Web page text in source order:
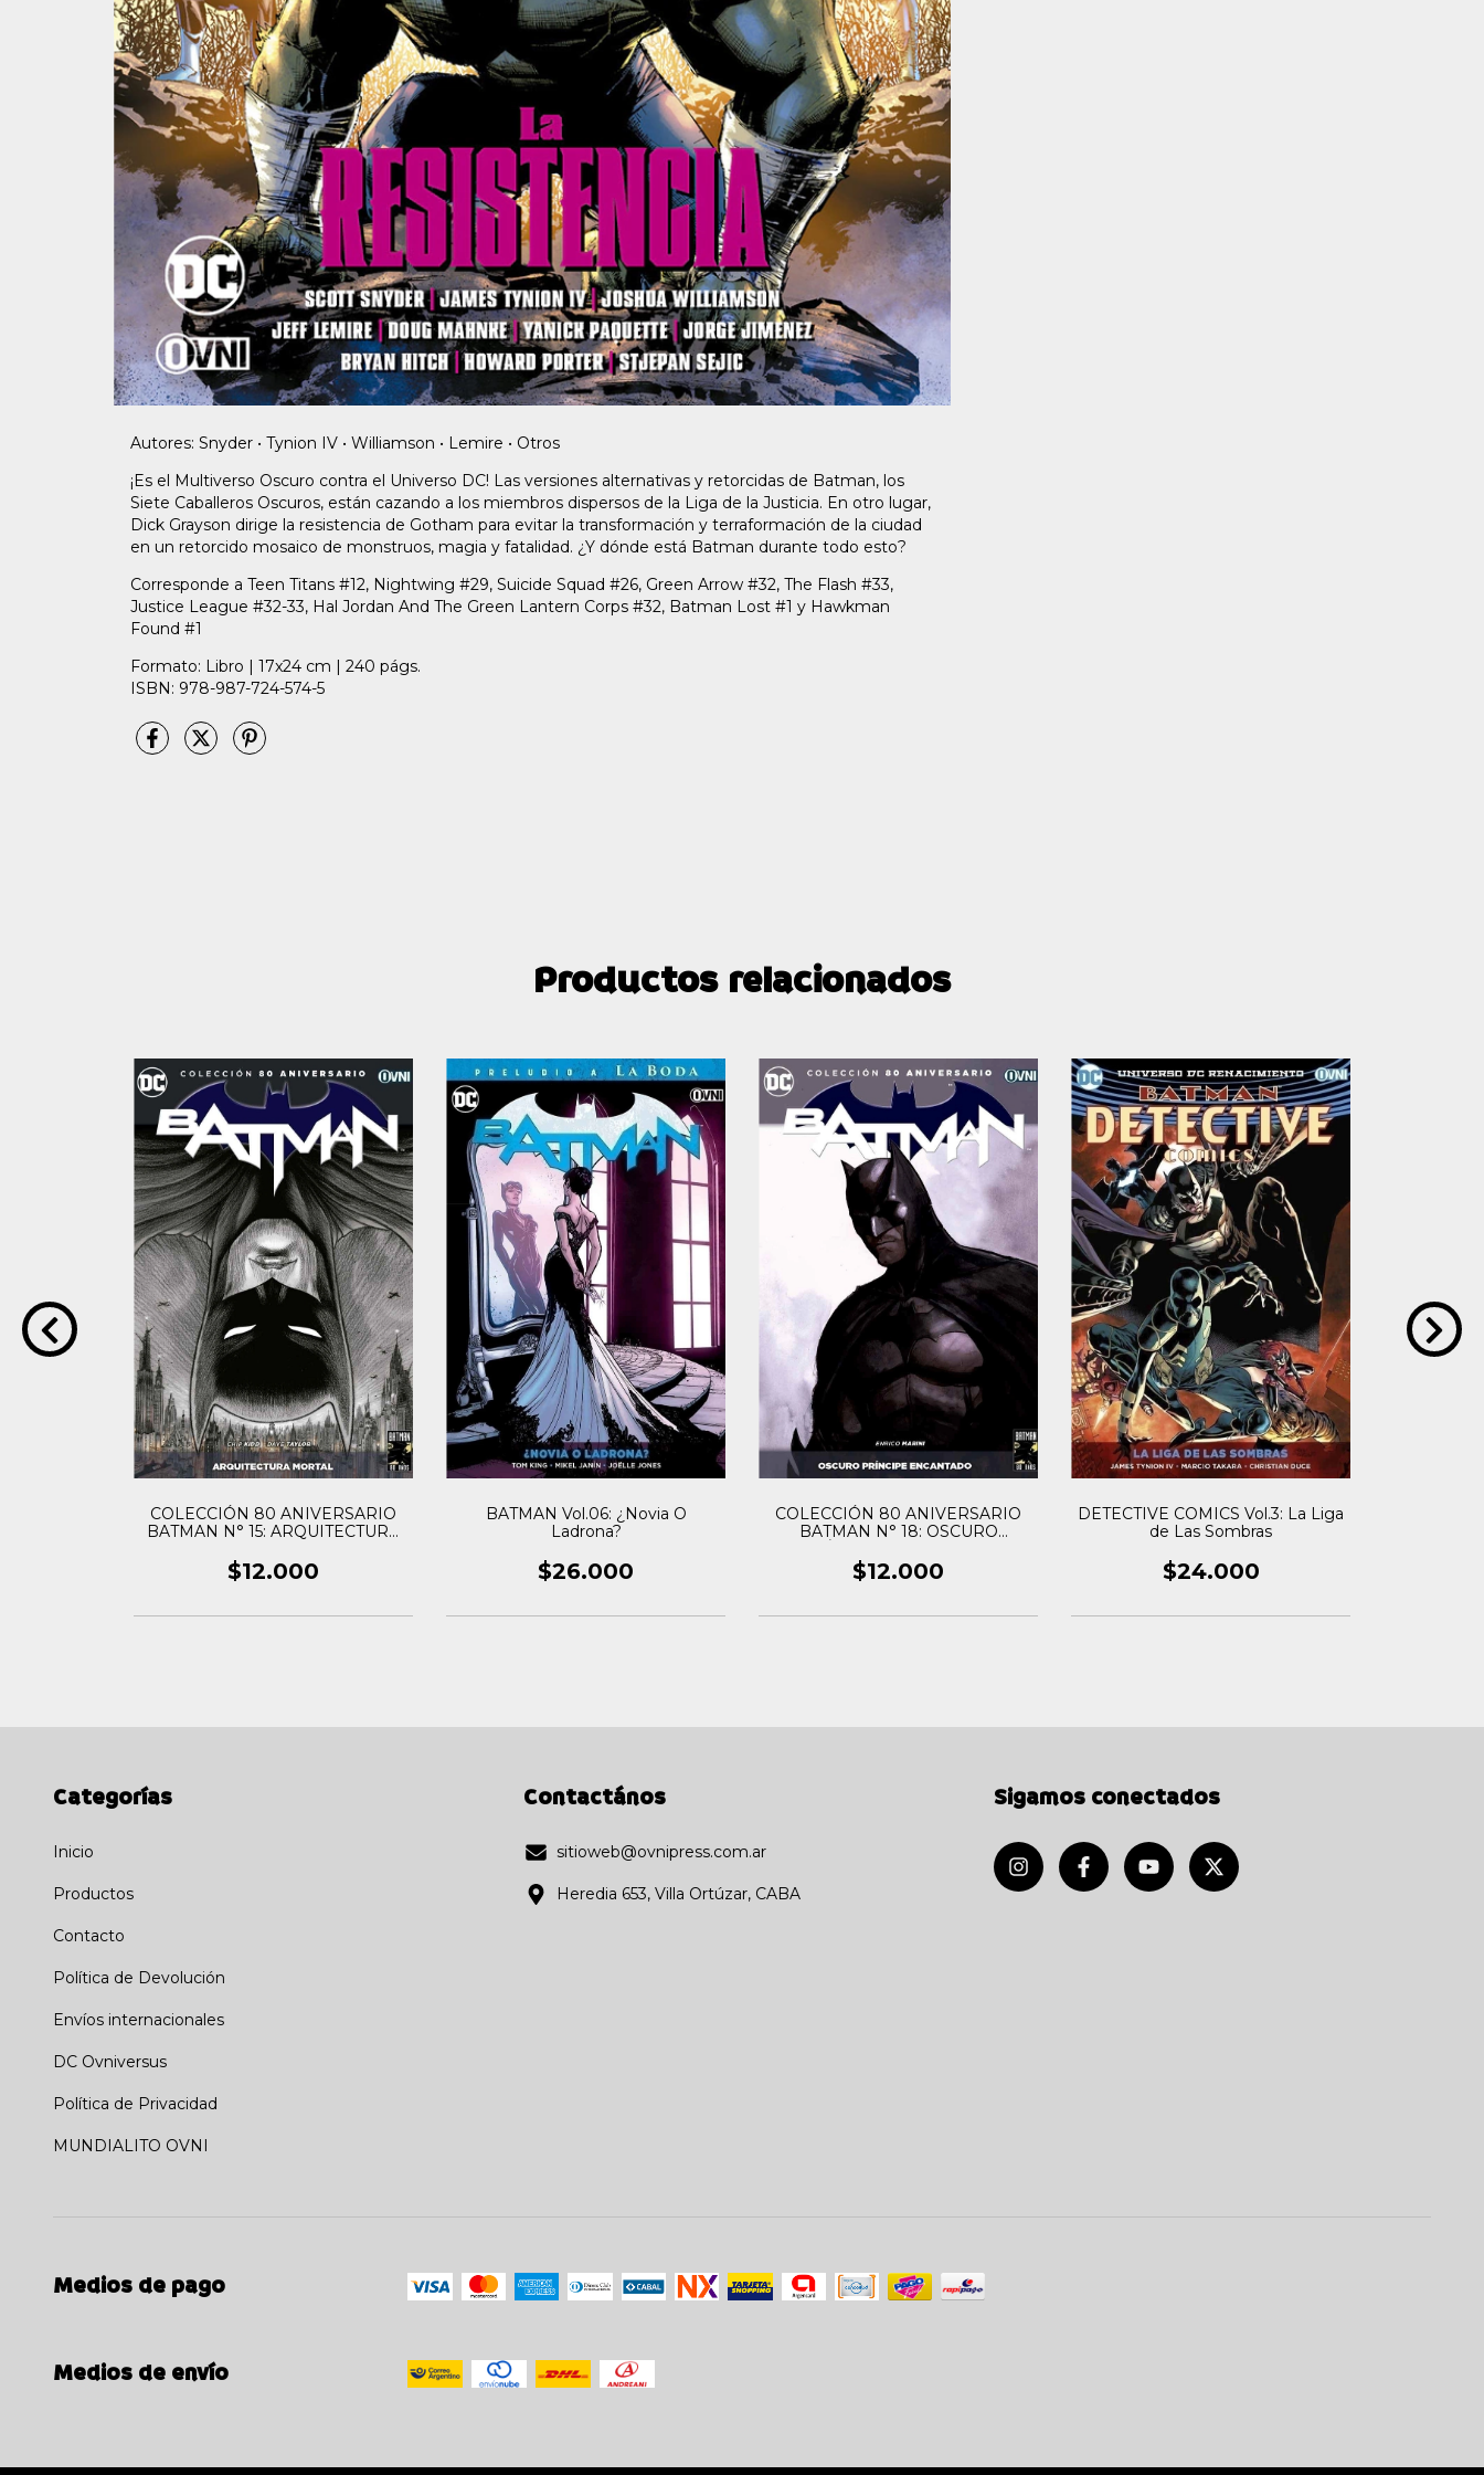
Autores: Snyder • Tynion IV • Williamson • Lemire • Otros
¡Es el Multiverso Oscuro contra el Universo DC! Las versiones alternativas y retorcidas de Batman, los
Siete Caballeros Oscuros, están cazando a los miembros dispersos de la Liga de la Justicia. En otro lugar,
Dick Grayson dirige la resistencia de Gotham para evitar la transformación y terraformación de la ciudad
en un retorcido mosaico de monstruos, magia y fatalidad. ¿Y dónde está Batman durante todo esto?
Corresponde a Teen Titans #12, Nightwing #29, Suicide Squad #26, Green Arrow #32, The Flash #33,
Justice League #32-33, Hal Jordan And The Green Lantern Corps #32, Batman Lost #1 y Hawkman
Found #1
Formato: Libro | 17x24 cm | 240 págs.
ISBN: 978-987-724-574-5
Productos relacionados
COLECCIÓN 80 ANIVERSARIO
BATMAN N° 15: ARQUITECTURA
$12.000
BATMAN Vol.06: ¿Novia O
Ladrona?
$26.000
COLECCIÓN 80 ANIVERSARIO
BATMAN N° 18: OSCURO
$12.000
DETECTIVE COMICS Vol.3: La Liga
de Las Sombras
$24.000
Categorías
Inicio
Productos
Contacto
Política de Devolución
Envíos internacionales
DC Ovniversus
Política de Privacidad
MUNDIALITO OVNI
Contactános
sitioweb@ovnipress.com.ar
Heredia 653, Villa Ortúzar, CABA
Sigamos conectados
Medios de pago
Medios de envío